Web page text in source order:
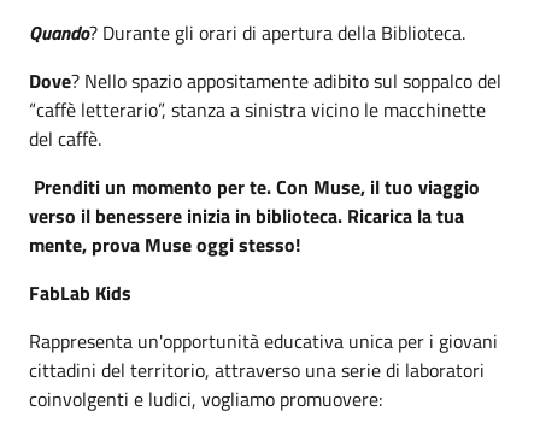
Quando? Durante gli orari di apertura della Biblioteca.
Dove? Nello spazio appositamente adibito sul soppalco del
“caffè letterario”, stanza a sinistra vicino le macchinette
del caffè.
Prenditi un momento per te. Con Muse, il tuo viaggio
verso il benessere inizia in biblioteca. Ricarica la tua
mente, prova Muse oggi stesso!
FabLab Kids
Rappresenta un'opportunità educativa unica per i giovani
cittadini del territorio, attraverso una serie di laboratori
coinvolgenti e ludici, vogliamo promuovere: